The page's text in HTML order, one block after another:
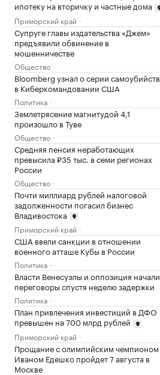
ипотеку на вторичку и частные дома
Приморский край
Супруге главы издательства «Джем»
предъявили обвинение в
мошенничестве
Общество
Bloomberg узнал о серии самоубийств
в Киберкомандовании США
Политика
Землетрясение магнитудой 4,1
произошло в Туве
Общество
Средняя пенсия неработающих
превысила ₽35 тыс. в семи регионах
России
Общество
Почти миллиард рублей налоговой
задолженности погасил бизнес
Владивостока
Приморский край
США ввели санкции в отношении
военного атташе Кубы в России
Политика
Власти Венесуэлы и оппозиция начали
переговоры спустя неделю задержки
Политика
План привлечения инвестиций в ДФО
превышен на 700 млрд рублей
Приморский край
Прощание с олимпийским чемпионом
Иваном Едешко пройдет 7 августа в
Москве